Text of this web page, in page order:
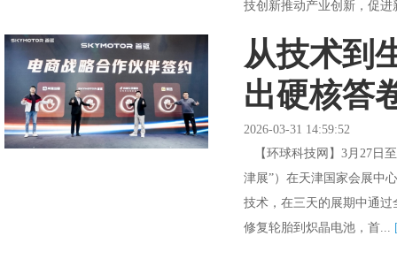
技创新推动产业创新，促
从技术到
出硬核答
2026-03-31 14:59:52
【环球科技网】3月27日
津展”）在天津国家会展中
技术，在三天的展期中通
修复轮胎到炽晶电池，首...